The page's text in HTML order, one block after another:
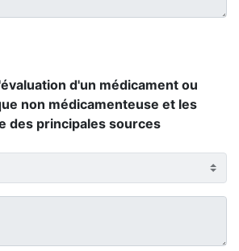
d'un médicament ou
non médicamenteuse et les
des principales sources